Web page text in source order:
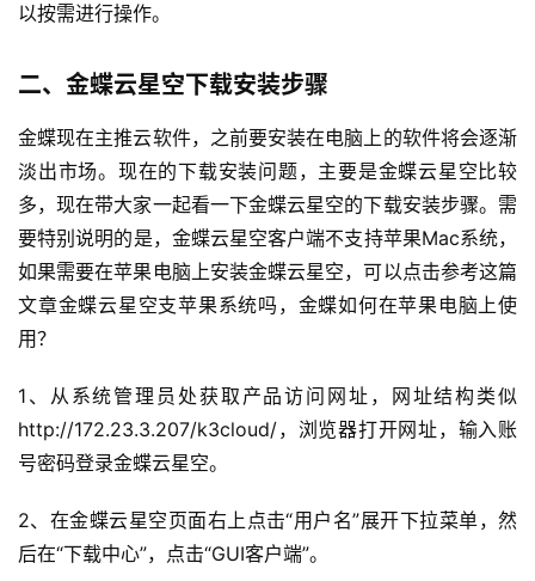
以按需进行操作。
二、金蝶云星空下载安装步骤
金蝶现在主推云软件，之前要安装在电脑上的软件将会逐渐
淡出市场。现在的下载安装问题，主要是金蝶云星空比较
多，现在带大家一起看一下金蝶云星空的下载安装步骤。需
要特别说明的是，金蝶云星空客户端不支持苹果Mac系统，
如果需要在苹果电脑上安装金蝶云星空，可以点击参考这篇
文章金蝶云星空支苹果系统吗，金蝶如何在苹果电脑上使
用？
1、从系统管理员处获取产品访问网址，网址结构类似
http://172.23.3.207/k3cloud/，浏览器打开网址，输入账
号密码登录金蝶云星空。
2、在金蝶云星空页面右上点击“用户名”展开下拉菜单，然
后在“下载中心”，点击“GUI客户端”。